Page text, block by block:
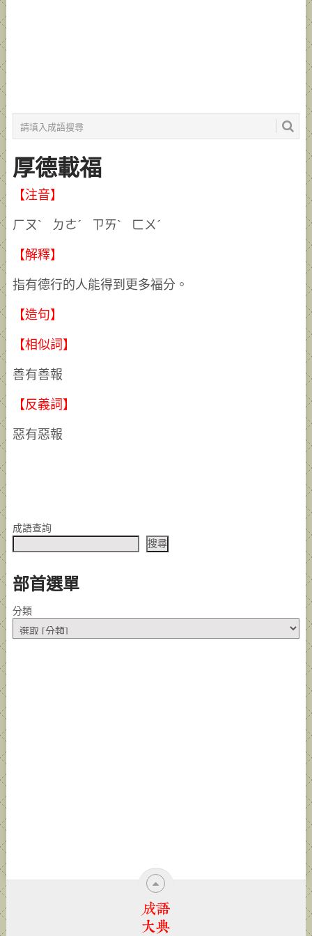
厚德載福
【注音】
ㄏㄡˋ ㄉㄜˊ ㄗㄞˋ ㄈㄨˊ
【解釋】
指有德行的人能得到更多福分。
【造句】
【相似詞】
善有善報
【反義詞】
惡有惡報
成語查詢
搜尋
部首選單
分類